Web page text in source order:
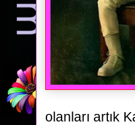
olanları artık